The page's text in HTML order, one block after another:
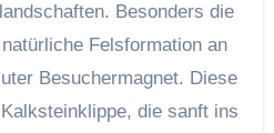
Besonders die
Felsformation an
Besuchermagnet. Diese
die sanft ins